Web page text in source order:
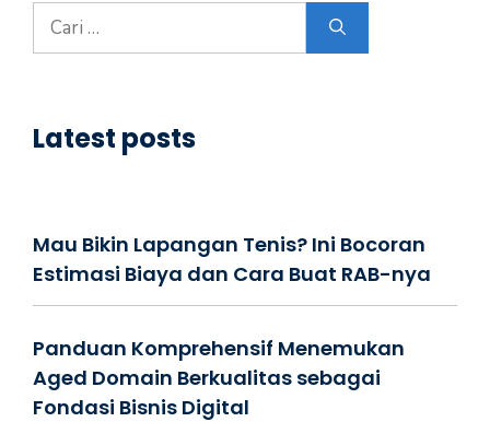
Cari
untuk:
Latest posts
Mau Bikin Lapangan Tenis? Ini Bocoran
Estimasi Biaya dan Cara Buat RAB-nya
Panduan Komprehensif Menemukan
Aged Domain Berkualitas sebagai
Fondasi Bisnis Digital